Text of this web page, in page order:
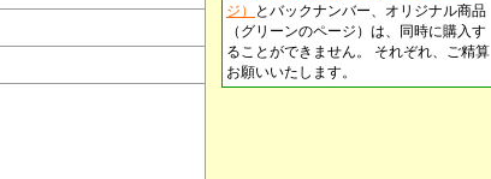
ジ）
とバックナンバー、オリジナル商品
（グリーンのページ）は、同時に購入す
ることができません。 それぞれ、ご精算
お願いいたします。